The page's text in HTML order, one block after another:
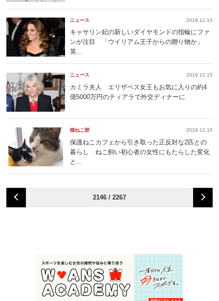
ニュース 2019.12.15
キャサリン妃の新しいダイヤモンドの指輪にファ
ンが注目 「ウイリアム王子からの贈り物か」
英...
ニュース 2019.12.15
カミラ夫人 エリザベス女王もお気に入りの約4
億5000万円のティアラで外交ディナーに
猫ねこ部 2019.12.15
保護ねこカフェから引き取った正反対な2匹との
暮らし ねこ飼い初心者の女性にもたらした変化
と...
2146 / 2267